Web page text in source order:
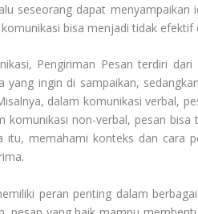
seseorang dapat
bisa menjadi tidak
Pengiriman Pesan terdiri dari
yang ingin di sampaikan,
dalam komunikasi verbal,
komunikasi non-verbal, pesan
itu, memahami konteks dan cara
peran penting dalam